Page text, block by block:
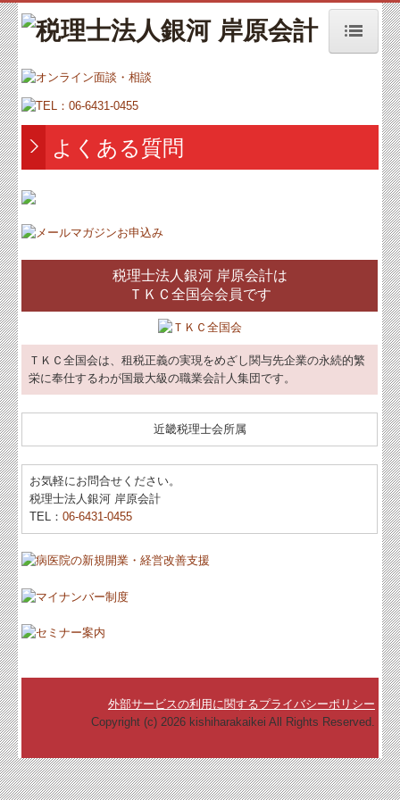
トップページ
お知らせ
事務所紹介
セミナー案内
よくある質問
リンク集
採用情報
お問合せ
病院・診療所の皆様へ
社会福祉法人の皆様へ
補助金・助成金・融資情報
関与先向け融資商品ご紹介
経営者オススメ情報
よくある質問
税理士法人銀河 岸原会計は
ＴＫＣ全国会会員です
ＴＫＣ全国会は、租税正義の実現をめざし関与先企業の永続的繁
栄に奉仕するわが国最大級の職業会計人集団です。
近畿税理士会所属
お気軽にお問合せください。
税理士法人銀河 岸原会計
TEL：06-6431-0455
外部サービスの利用に関するプライバシーポリシー
Copyright (c) 2026 kishiharakaikei All Rights Reserved.